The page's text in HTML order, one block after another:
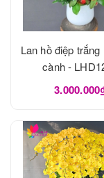
Lan hồ điệp trắng
cành -